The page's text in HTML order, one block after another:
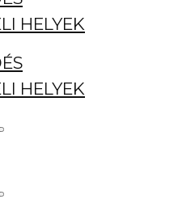
HELYEK
HELYEK